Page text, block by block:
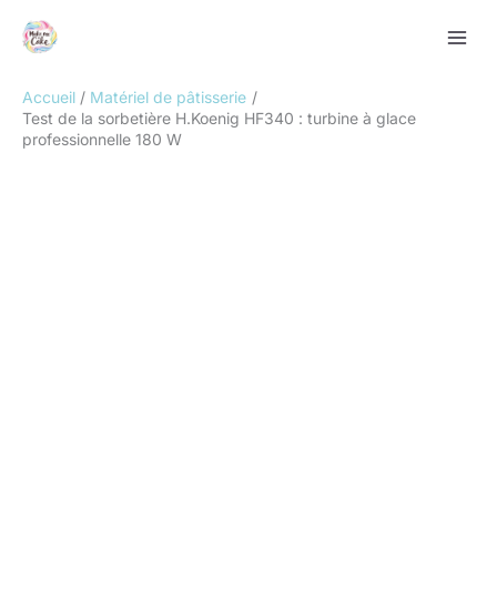
Accueil
Matériel de pâtisserie
Test de la sorbetière H.Koenig HF340 : turbine à glace
professionnelle 180 W